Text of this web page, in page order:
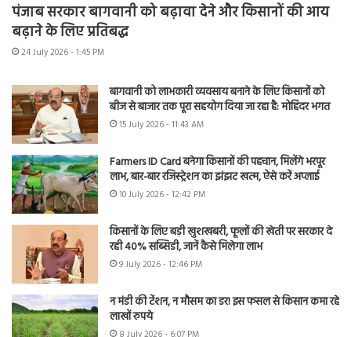
पंजाब सरकार बागवानी को बढ़ावा देने और किसानों की आय
बढ़ाने के लिए प्रतिबद्ध
24 July 2026 - 1:45 PM
बागवानी को लाभकारी व्यवसाय बनाने के लिए किसानों को
बीज से बाजार तक पूरा सहयोग दिया जा रहा है: मोहिंदर भगत
15 July 2026 - 11:43 AM
Farmers ID Card बनेगा किसानों की पहचान, मिलेंगे भरपूर
लाभ, बार-बार रजिस्ट्रेशन का झंझट खत्म, ऐसे करें अप्लाई
10 July 2026 - 12:42 PM
किसानों के लिए बड़ी खुशखबरी, फूलों की खेती पर सरकार दे
रही 40% सब्सिडी, जानें कैसे मिलेगा लाभ
9 July 2026 - 12:46 PM
न मंडी की टेंशन, न मौसम का डर! इस फसल से किसान कमा रहे
लाखों रुपये